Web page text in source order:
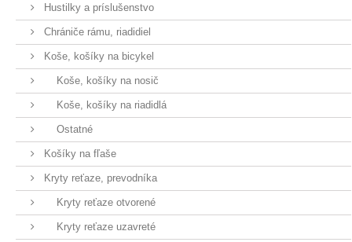
Hustilky a príslušenstvo
Chrániče rámu, riadidiel
Koše, košíky na bicykel
Koše, košíky na nosič
Koše, košíky na riadidlá
Ostatné
Košíky na fľaše
Kryty reťaze, prevodníka
Kryty reťaze otvorené
Kryty reťaze uzavreté